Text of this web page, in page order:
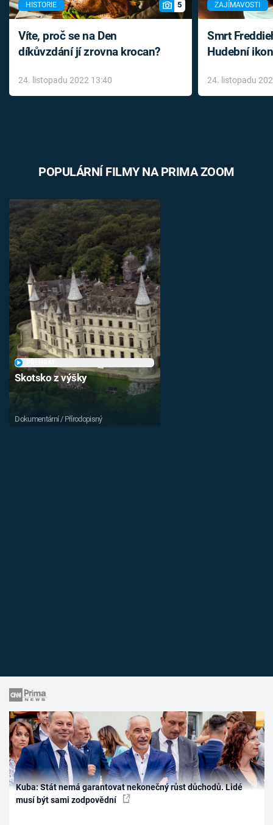
HISTORIE 5
Víte, proč se na Den
díkůvzdání jí zrovna krocan?
24. listopadu 2022 13:40
ZAJÍMAVOSTI
Smrt
Hudební
léky
24. listopadu
POPULÁRNÍ FILMY NA PRIMA ZOOM
Skotsko z výšky
Dokumentární / Přírodopisný
Kuba: Stát nemá garantovat nekonečný růst důchodů. Lidé
musí být sami zodpovědní